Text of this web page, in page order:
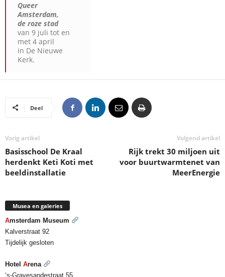
Queer
Amsterdam,
de roze stad
van 9 juli tot en
met 4 april
in De Nieuwe
Kerk.
Deel
Vorig artikel
Basisschool De Kraal
herdenkt Keti Koti met
beeldinstallatie
Volgend artikel
Rijk trekt 30 miljoen uit
voor buurtwarmtenet van
MeerEnergie
Musea en galeries
Amsterdam Museum
Kalverstraat 92
Tijdelijk gesloten
Hotel Arena
‘s-Gravesandestraat 55